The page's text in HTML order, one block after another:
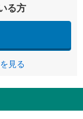
る方
見る